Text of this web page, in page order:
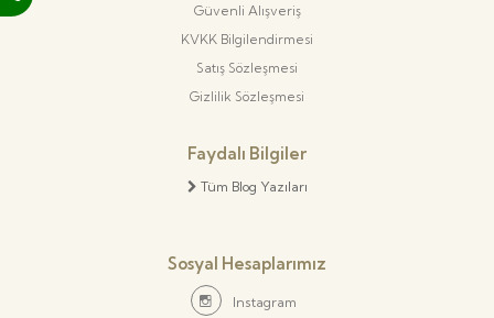
Güvenli Alışveriş
KVKK Bilgilendirmesi
Satış Sözleşmesi
Gizlilik Sözleşmesi
Faydalı Bilgiler
Tüm Blog Yazıları
Sosyal Hesaplarımız
Instagram